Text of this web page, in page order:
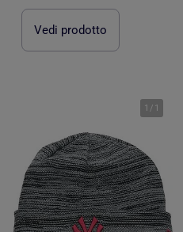
Vedi prodotto
1 / 1